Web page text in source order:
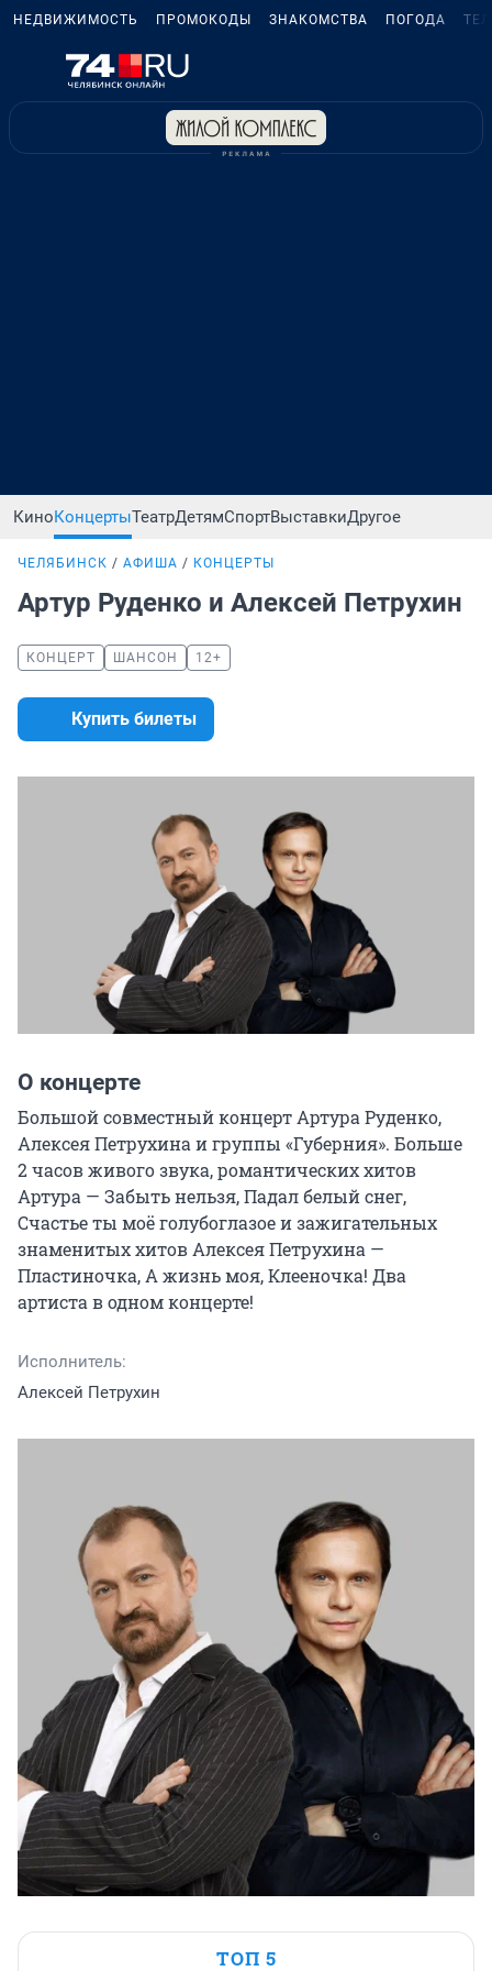
НЕДВИЖИМОСТЬ ПРОМОКОДЫ ЗНАКОМСТВА ПОГОДА
КиноКонцертыТеатрДетямСпортВыставкиДругое
ЧЕЛЯБИНСК АФИША КОНЦЕРТЫ
Артур Руденко и Алексей Петрухин
КОНЦЕРТ ШАНСОН 12+
Купить билеты
О концерте
Большой совместный концерт Артура Руденко,
Алексея Петрухина и группы «Губерния». Больше
2 часов живого звука, романтических хитов
Артура — Забыть нельзя, Падал белый снег,
Счастье ты моё голубоглазое и зажигательных
знаменитых хитов Алексея Петрухина —
Пластиночка, А жизнь моя, Клееночка! Два
артиста в одном концерте!
Исполнитель:
Алексей Петрухин
ТОП 5